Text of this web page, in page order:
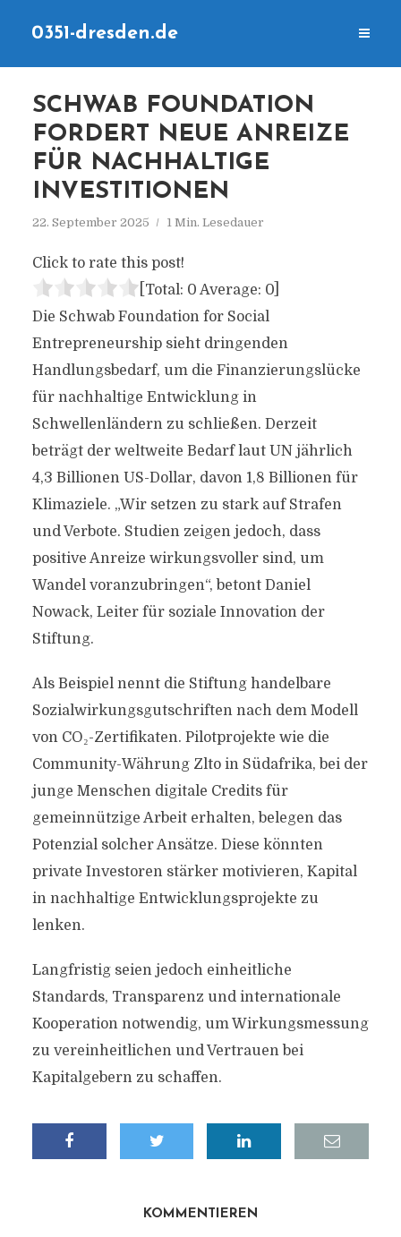
0351-dresden.de
SCHWAB FOUNDATION
FORDERT NEUE ANREIZE
FÜR NACHHALTIGE
INVESTITIONEN
22. September 2025 1 Min. Lesedauer
Click to rate this post!
[Total: 0 Average: 0]
Die Schwab Foundation for Social
Entrepreneurship sieht dringenden
Handlungsbedarf, um die Finanzierungslücke
für nachhaltige Entwicklung in
Schwellenländern zu schließen. Derzeit
beträgt der weltweite Bedarf laut UN jährlich
4,3 Billionen US-Dollar, davon 1,8 Billionen für
Klimaziele. „Wir setzen zu stark auf Strafen
und Verbote. Studien zeigen jedoch, dass
positive Anreize wirkungsvoller sind, um
Wandel voranzubringen“, betont Daniel
Nowack, Leiter für soziale Innovation der
Stiftung.
Als Beispiel nennt die Stiftung handelbare
Sozialwirkungsgutschriften nach dem Modell
von CO₂-Zertifikaten. Pilotprojekte wie die
Community-Währung Zlto in Südafrika, bei der
junge Menschen digitale Credits für
gemeinnützige Arbeit erhalten, belegen das
Potenzial solcher Ansätze. Diese könnten
private Investoren stärker motivieren, Kapital
in nachhaltige Entwicklungsprojekte zu
lenken.
Langfristig seien jedoch einheitliche
Standards, Transparenz und internationale
Kooperation notwendig, um Wirkungsmessung
zu vereinheitlichen und Vertrauen bei
Kapitalgebern zu schaffen.
KOMMENTIEREN